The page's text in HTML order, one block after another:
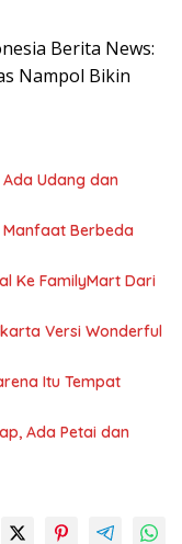
Berita News:
Nampol Bikin
Ada Udang dan
Manfaat Berbeda
Ke FamilyMart Dari
Versi Wonderful
Itu Tempat
Ada Petai dan